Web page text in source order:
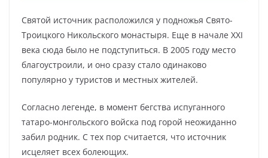
Святой источник расположился у подножья Свято-
Троицкого Никольского монастыря. Еще в начале XXI
века сюда было не подступиться. В 2005 году место
благоустроили, и оно сразу стало одинаково
популярно у туристов и местных жителей.
Согласно легенде, в момент бегства испуганного
татаро-монгольского войска под горой неожиданно
забил родник. С тех пор считается, что источник
исцеляет всех болеющих.